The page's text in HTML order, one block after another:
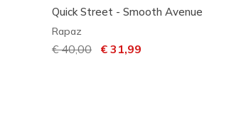
Quick Street - Smooth Avenue
Rapaz
Preço com desconto de
€ 40,00 para
€ 31,99